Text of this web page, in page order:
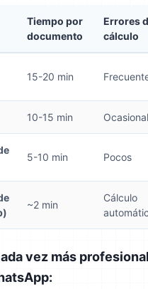
Tiempo por
documento
Errores
cálculo
15-20 min
10-15 min
5-10 min Pocos
~2 min
Cálculo
vez más